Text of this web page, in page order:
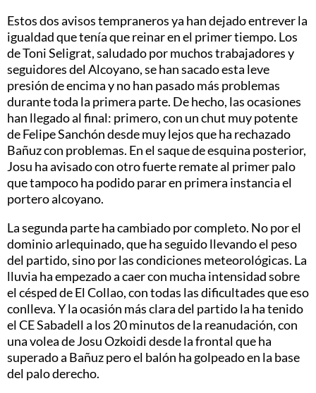
Estos dos avisos tempraneros ya han dejado entrever la
igualdad que tenía que reinar en el primer tiempo. Los
de Toni Seligrat, saludado por muchos trabajadores y
seguidores del Alcoyano, se han sacado esta leve
presión de encima y no han pasado más problemas
durante toda la primera parte. De hecho, las ocasiones
han llegado al final: primero, con un chut muy potente
de Felipe Sanchón desde muy lejos que ha rechazado
Bañuz con problemas. En el saque de esquina posterior,
Josu ha avisado con otro fuerte remate al primer palo
que tampoco ha podido parar en primera instancia el
portero alcoyano.
La segunda parte ha cambiado por completo. No por el
dominio arlequinado, que ha seguido llevando el peso
del partido, sino por las condiciones meteorológicas. La
lluvia ha empezado a caer con mucha intensidad sobre
el césped de El Collao, con todas las dificultades que eso
conlleva. Y la ocasión más clara del partido la ha tenido
el CE Sabadell a los 20 minutos de la reanudación, con
una volea de Josu Ozkoidi desde la frontal que ha
superado a Bañuz pero el balón ha golpeado en la base
del palo derecho.